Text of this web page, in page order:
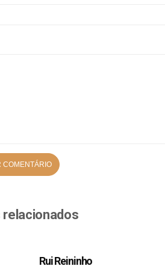
Rui Reininho